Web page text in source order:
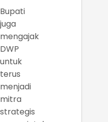
Bupati
juga
mengajak
DWP
untuk
terus
menjadi
mitra
strategis